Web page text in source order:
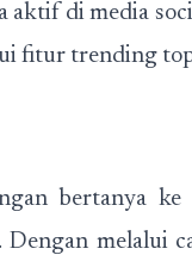
di media
fitur trending
bertanya ke
Dengan melalui